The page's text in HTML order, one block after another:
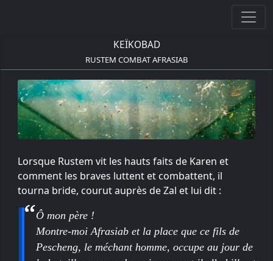
KEÏKOBAD
RUSTEM COMBAT AFRASIAB
Lorsque Rustem vit les hauts faits de Karen et
comment les braves luttent et combattent, il
tourna bride, courut auprès de Zal et lui dit :
Ô mon père !
Montre-moi Afrasiab et la place que ce fils de
Pescheng, le méchant homme, occupe au jour de